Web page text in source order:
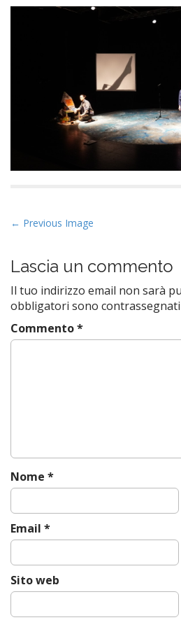
P
s
t
n
a
v
n
← Previous Image
Lascia un commento
Il tuo indirizzo email non sarà
obbligatori sono contrassegnati
Commento*
Nome *
Email *
Sito web